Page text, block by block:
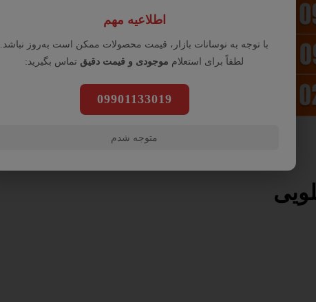
اطلاعیه مهم
با توجه به نوسانات بازار، قیمت محصولات ممکن است به‌روز نباشد.
لطفاً برای استعلام موجودی و قیمت دقیق تماس بگیرید:
09901133019
متوجه شدم